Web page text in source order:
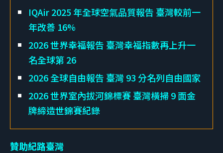
IQAir 2025 年全球空氣品質報告 臺灣較前一
年改善 16%
2026 世界幸福報告 臺灣幸福指數再上升一
名全球第 26
2026 全球自由報告 臺灣 93 分名列自由國家
2026 世界室內拔河錦標賽 臺灣橫掃 9 面金
牌締造世錦賽紀錄
贊助紀路臺灣